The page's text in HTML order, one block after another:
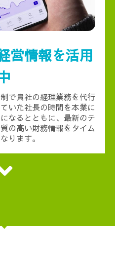
営情報を活用
で貴社の経理業務を代行
いた社長の時間を本業に
なるとともに、最新のテ
の高い財務情報をタイム
ります。